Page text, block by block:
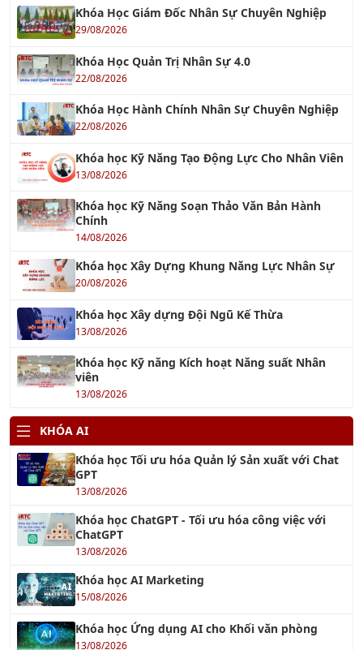
Khóa Học Giám Đốc Nhân Sự Chuyên Nghiệp
29/08/2026
Khóa Học Quản Trị Nhân Sự 4.0
22/08/2026
Khóa Học Hành Chính Nhân Sự Chuyên Nghiệp
22/08/2026
Khóa học Kỹ Năng Tạo Động Lực Cho Nhân Viên
13/08/2026
Khóa học Kỹ Năng Soạn Thảo Văn Bản Hành
Chính
14/08/2026
Khóa học Xây Dựng Khung Năng Lực Nhân Sự
20/08/2026
Khóa học Xây dựng Đội Ngũ Kế Thừa
13/08/2026
Khóa học Kỹ năng Kích hoạt Năng suất Nhân
viên
13/08/2026
KHÓA AI
Khóa học Tối ưu hóa Quản lý Sản xuất với Chat
GPT
13/08/2026
Khóa học ChatGPT - Tối ưu hóa công việc với
ChatGPT
13/08/2026
Khóa học AI Marketing
15/08/2026
Khóa học Ứng dụng AI cho Khối văn phòng
13/08/2026